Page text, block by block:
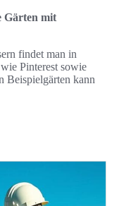
Gärten mit
findet man in
Pinterest sowie
Beispielgärten kann